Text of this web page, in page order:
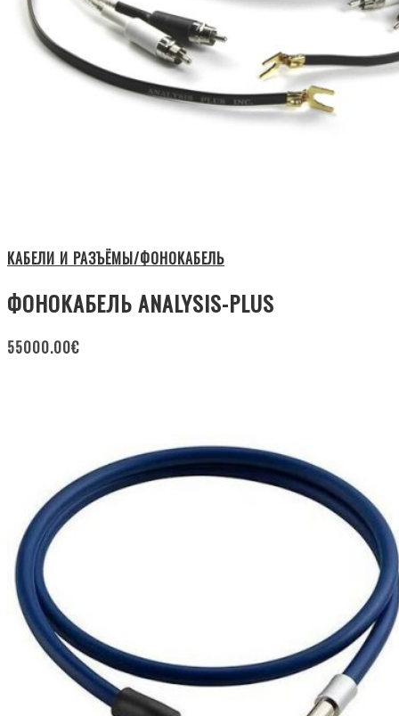
КАБЕЛИ И РАЗЪЁМЫ/ФОНОКАБЕЛЬ
ФОНОКАБЕЛЬ ANALYSIS-PLUS
55000.00€